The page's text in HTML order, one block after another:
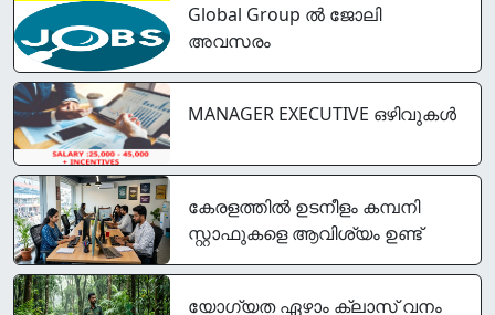
Global Group ൽ ജോലി
അവസരം
MANAGER EXECUTIVE ഒഴിവുകൾ
കേരളത്തിൽ ഉടനീളം കമ്പനി
സ്റ്റാഫുകളെ ആവിശ്യം ഉണ്ട്
യോഗ്യത ഏഴാം ക്ലാസ് വനം